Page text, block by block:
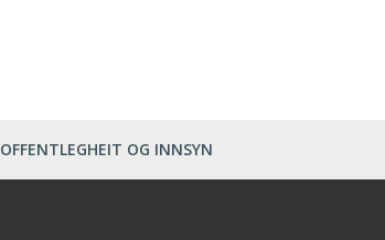
OFFENTLEGHEIT OG INNSYN